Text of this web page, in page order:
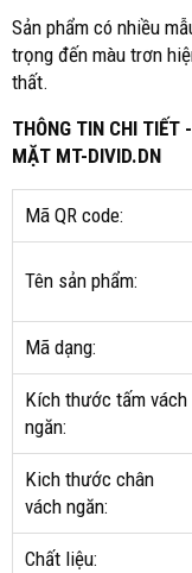
Sản phẩm có nhiều
trọng đến màu trơn
thất.
THÔNG TIN CHI TIẾT
MẶT MT-DIVID.DN
Mã QR code:
Tên sản phẩm:
Mã dạng:
Kích thước tấm vách
ngăn:
Kich thước chân
vách ngăn:
Chất liệu: